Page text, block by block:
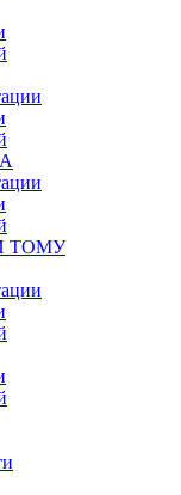
ТОМУ